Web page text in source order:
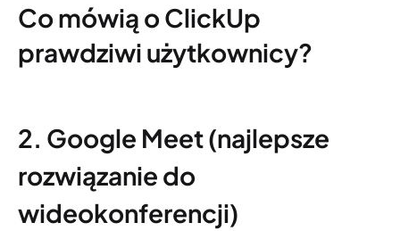
Co mówią o ClickUp
prawdziwi użytkownicy?
2. Google Meet (najlepsze
rozwiązanie do
wideokonferencji)